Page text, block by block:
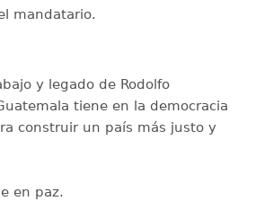
mandatario.
y legado de Rodolfo
tiene en la democracia
construir un país más justo y
en paz.